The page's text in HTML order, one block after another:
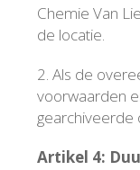
Chemie Van
de locatie.
2. Als de
voorwaarden
gearchiveerde
Artikel 4: